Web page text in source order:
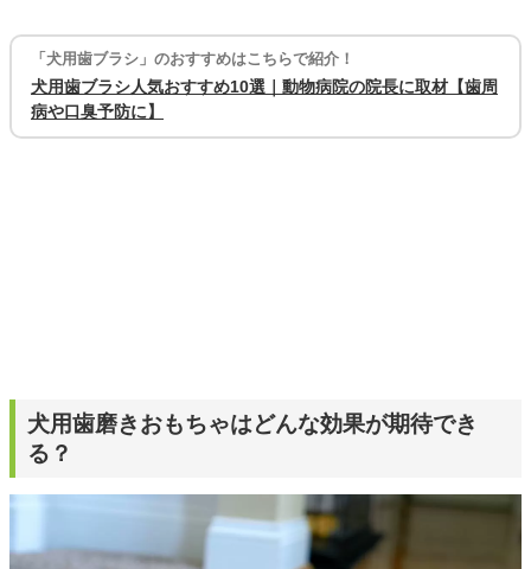
「犬用歯ブラシ」のおすすめはこちらで紹介！
犬用歯ブラシ人気おすすめ10選｜動物病院の院長に取材【歯周
病や口臭予防に】
犬用歯磨きおもちゃはどんな効果が期待でき
る？